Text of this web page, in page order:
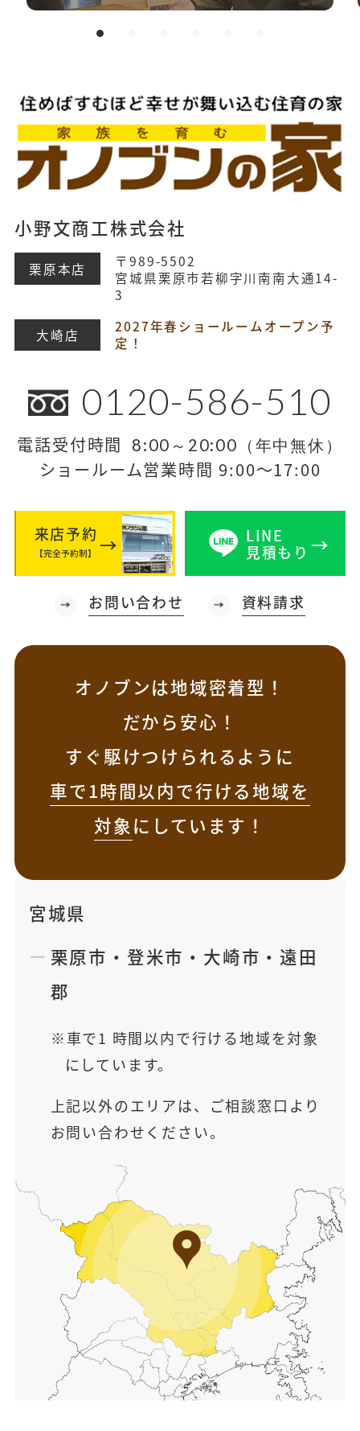
小野文商工株式会社
栗原本店
〒989-5502
宮城県栗原市若柳字川南南大通14-
3
大崎店
2027年春ショールームオープン予
定！
0120-586-510
電話受付時間 8:00～20:00（年中無休）
ショールーム営業時間 9:00～17:00
来店予約
【完全予約制】
LINE
見積もり
お問い合わせ 資料請求
オノブンは地域密着型！
だから安心！
すぐ駆けつけられるように
車で1時間以内で行ける地域を
対象にしています！
宮城県
栗原市 ・ 登米市 ・ 大崎市 ・ 遠田
郡
車で1 時間以内で行ける地域を対象
にしています。
上記以外のエリアは、ご相談窓口より
お問い合わせください。